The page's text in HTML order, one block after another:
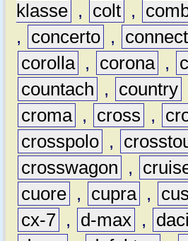
klasse , colt ,
,
concerto , connect
corolla , corona ,
countach
, country
croma , cross ,
crosspolo ,
crosswagon
,
cuore , cupra ,
cx-7 , d-max ,